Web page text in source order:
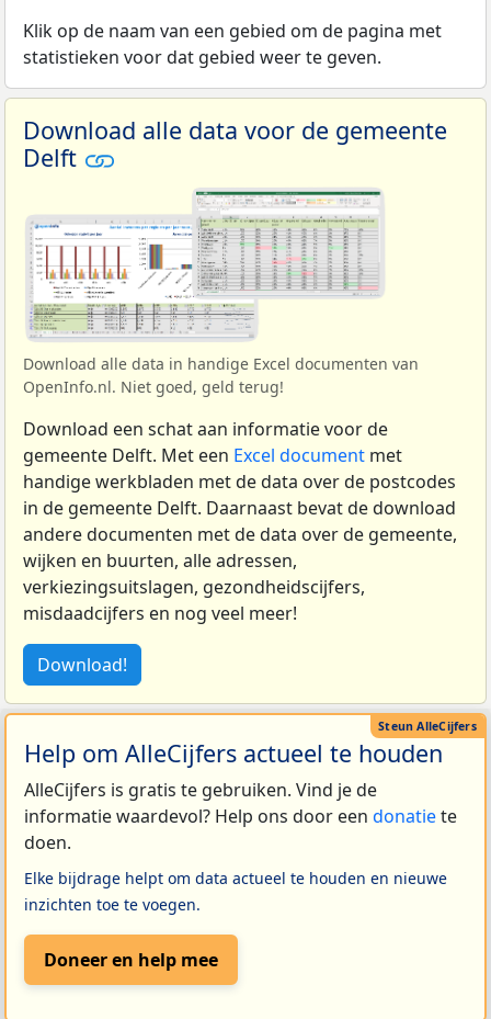
Klik op de naam van een gebied om de pagina met
statistieken voor dat gebied weer te geven.
Download alle data voor de gemeente
Delft
Download alle data in handige Excel documenten van
OpenInfo.nl. Niet goed, geld terug!
Download een schat aan informatie voor de
gemeente Delft. Met een Excel document met
handige werkbladen met de data over de postcodes
in de gemeente Delft. Daarnaast bevat de download
andere documenten met de data over de gemeente,
wijken en buurten, alle adressen,
verkiezingsuitslagen, gezondheidscijfers,
misdaadcijfers en nog veel meer!
Download!
Help om AlleCijfers actueel te houden
AlleCijfers is gratis te gebruiken. Vind je de
informatie waardevol? Help ons door een donatiete
doen.
Elke bijdrage helpt om data actueel te houden en nieuwe
inzichten toe te voegen.
Doneer en help mee